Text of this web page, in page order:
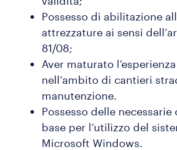
Possesso di abilitazione
attrezzature ai sensi
81/08;
Aver maturato
nell’ambito di cantieri
manutenzione.
Possesso delle
base per l’utilizzo del
Microsoft Windows.